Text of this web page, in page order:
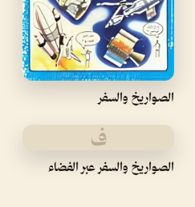
الصواريخ والسفر
ف
الصواريخ والسفر عبر الفضاء